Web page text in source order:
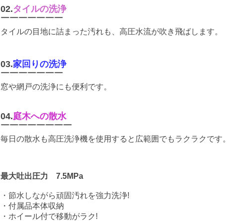
02.タイルの洗浄
￣￣￣￣￣￣￣
タイルの目地に詰まった汚れも、高圧水流が吹き飛ばします。
03.家回りの洗浄
￣￣￣￣￣￣￣
窓や網戸の洗浄にも便利です。
04.庭木への散水
￣￣￣￣￣￣￣￣
毎日の散水も高圧洗浄機を使用すると広範囲でもラクラクです。
最大吐出圧力 7.5MPa
・節水しながら頑固汚れを強力洗浄!
・付属品本体収納
・ホイール付で移動がラク!